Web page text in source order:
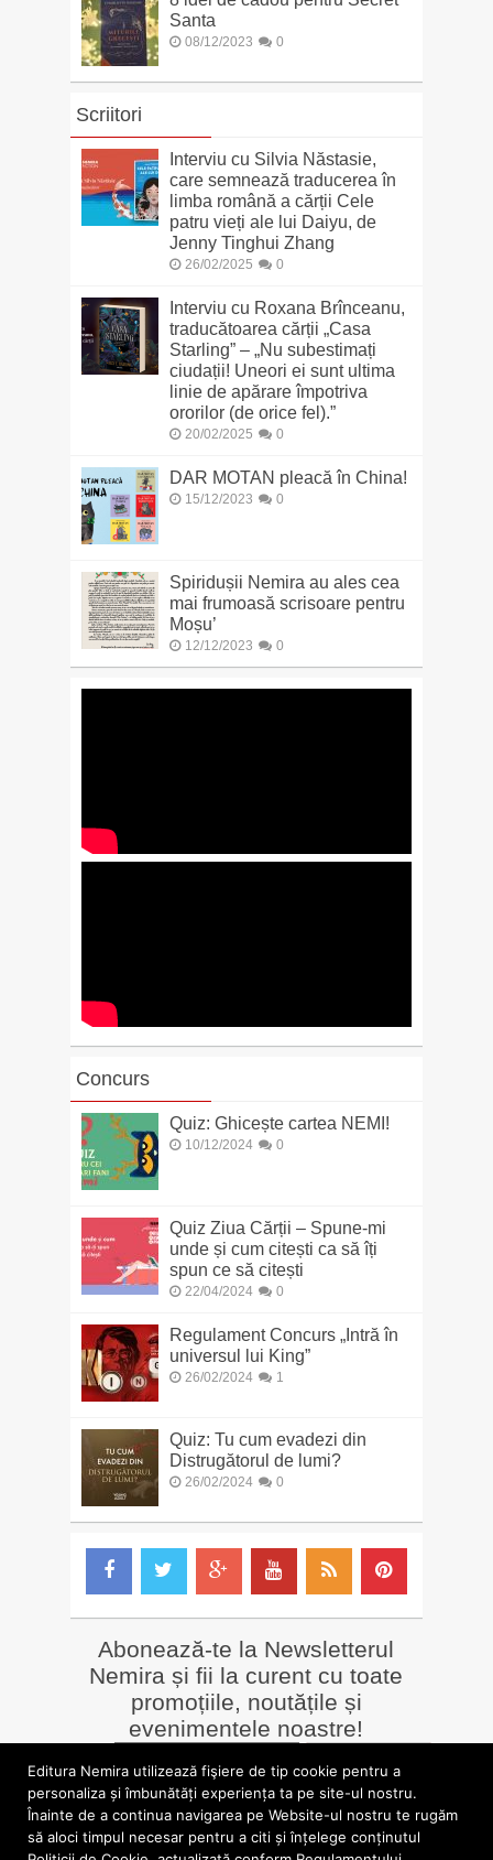
Santa
08/12/2023 0
Scriitori
Interviu cu Silvia Năstasie,
care semnează traducerea în
limba română a cărții Cele
patru vieți ale lui Daiyu, de
Jenny Tinghui Zhang
26/02/2025 0
Interviu cu Roxana Brînceanu,
traducătoarea cărții „Casa
Starling” – „Nu subestimați
ciudații! Uneori ei sunt ultima
linie de apărare împotriva
ororilor (de orice fel).”
20/02/2025 0
DAR MOTAN pleacă în China!
15/12/2023 0
Spiridușii Nemira au ales cea
mai frumoasă scrisoare pentru
Moșu’
12/12/2023 0
Concurs
Quiz: Ghicește cartea NEMI!
10/12/2024 0
Quiz Ziua Cărții – Spune-mi
unde și cum citești ca să îți
spun ce să citești
22/04/2024 0
Regulament Concurs „Intră în
universul lui King”
26/02/2024 1
Quiz: Tu cum evadezi din
Distrugătorul de lumi?
26/02/2024 0
Abonează-te la Newsletterul
Nemira și fii la curent cu toate
promoțiile, noutățile și
evenimentele noastre!
LIBRĂRII online
» Librăria Online Nemira
Alte siteuri
»Nemira Media
Editura Nemira utilizează fişiere de tip cookie pentru a
personaliza și îmbunătăți experiența ta pe site-ul nostru.
Înainte de a continua navigarea pe Website-ul nostru te rugăm
să aloci timpul necesar pentru a citi și înțelege conținutul